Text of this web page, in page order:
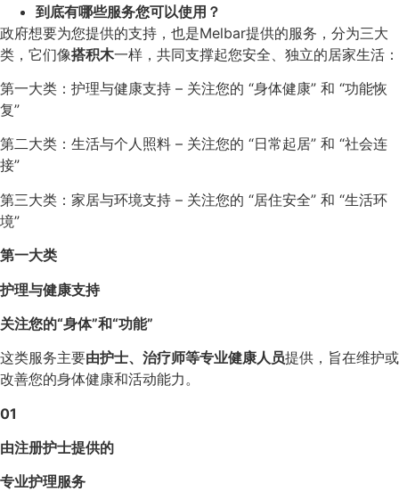
到底有哪些服务您可以使用？
政府想要为您提供的支持，也是Melbar提供的服务，分为三大
类，它们像搭积木一样，共同支撑起您安全、独立的居家生活：
第一大类：护理与健康支持 – 关注您的 “身体健康” 和 “功能恢
复”
第二大类：生活与个人照料 – 关注您的 “日常起居” 和 “社会连
接”
第三大类：家居与环境支持 – 关注您的 “居住安全” 和 “生活环
境”
第一大类
护理与健康支持
关注您的“身体”和“功能”
这类服务主要由护士、治疗师等专业健康人员提供，旨在维护或
改善您的身体健康和活动能力。
01
由注册护士提供的
专业护理服务